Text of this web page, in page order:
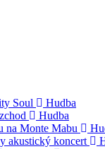
Soul
Hudba
Hudba
na Monte Mabu
akustický koncert